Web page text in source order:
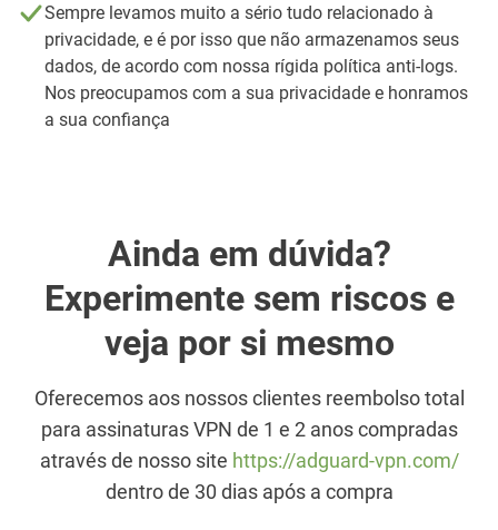
Sempre levamos muito a sério tudo relacionado à
privacidade, e é por isso que não armazenamos seus
dados, de acordo com nossa rígida política anti-logs.
Nos preocupamos com a sua privacidade e honramos
a sua confiança
Ainda em dúvida?
Experimente sem riscos e
veja por si mesmo
Oferecemos aos nossos clientes reembolso total
para assinaturas VPN de 1 e 2 anos compradas
através de nosso site https://adguard-vpn.com/
dentro de 30 dias após a compra